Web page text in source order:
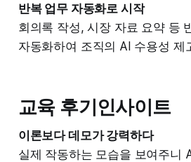
반복 업무 자동화로 시작
회의록 작성, 시장 자료 요약 등
자동화하여 조직의 AI 수용성 제
교육 후기인사이트
이론보다 데모가 강력하다
실제 작동하는 모습을 보여주니